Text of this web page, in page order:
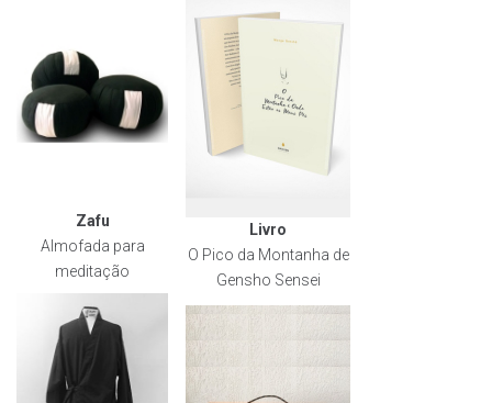
Zafu
Almofada para
meditação
Livro
O Pico da Montanha de
Gensho Sensei